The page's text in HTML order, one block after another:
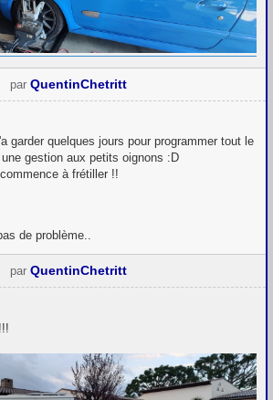
par QuentinChetritt
garder quelques jours pour programmer tout le
gestion aux petits oignons :D
à frétiller !!
de problème..
par QuentinChetritt